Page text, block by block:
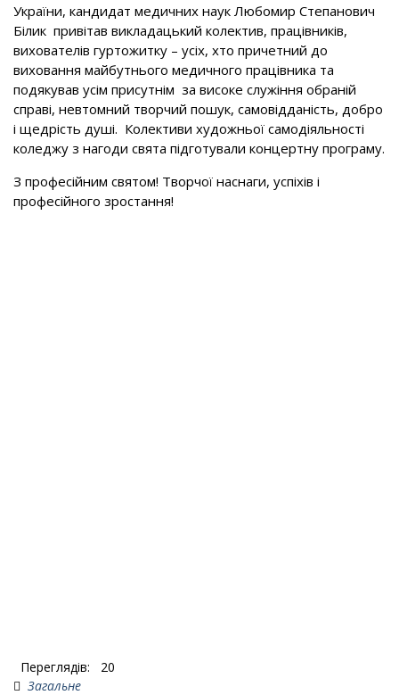
України, кандидат медичних наук Любомир Степанович
Білик привітав викладацький колектив, працівників,
вихователів гуртожитку – усіх, хто причетний до
виховання майбутнього медичного працівника та
подякував усім присутнім за високе служіння обраній
справі, невтомний творчий пошук, самовідданість, добро
і щедрість душі. Колективи художньої самодіяльності
коледжу з нагоди свята підготували концертну програму.
З професійним святом! Творчої наснаги, успіхів і
професійного зростання!
Переглядів:
20
Загальне